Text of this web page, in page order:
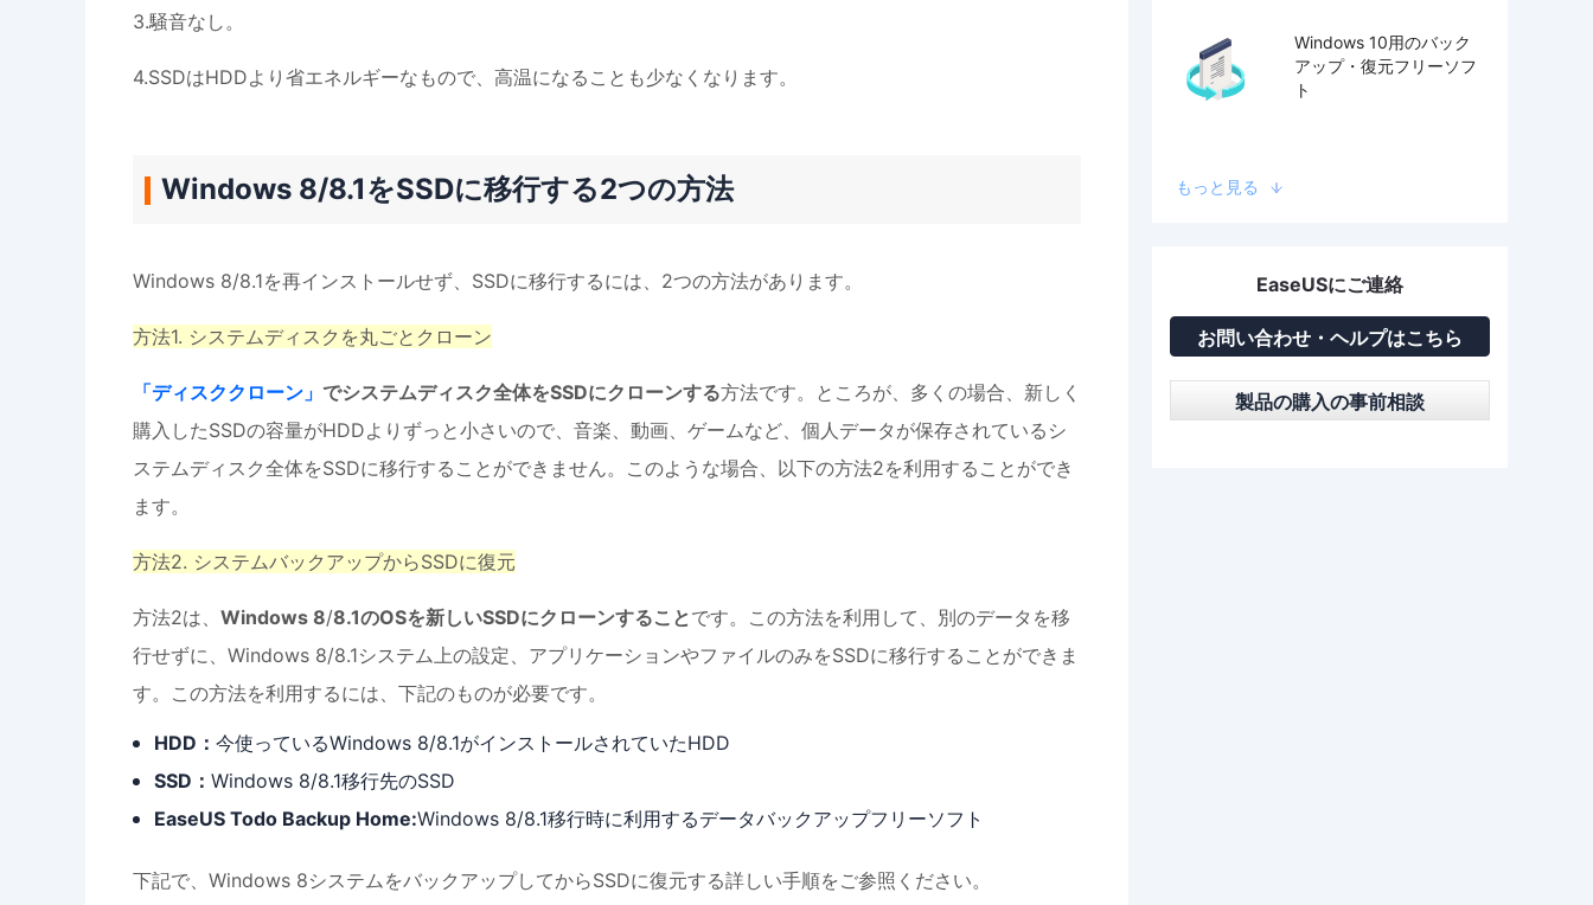
3.騒音なし。
4.SSDはHDDより省エネルギーなもので、高温になることも少なくなります。
Windows 8/8.1をSSDに移行する2つの方法
Windows 8/8.1を再インストールせず、SSDに移行するには、2つの方法があります。
方法1. システムディスクを丸ごとクローン
「ディスククローン」 でシステムディスク全体をSSDにクローンする方法です。ところが、多くの場合、新しく
購入したSSDの容量がHDDよりずっと小さいので、音楽、動画、ゲームなど、個人データが保存されているシ
ステムディスク全体をSSDに移行することができません。このような場合、以下の方法2を利用することができ
ます。
方法2. システムバックアップからSSDに復元
方法2は、 Windows 8/8.1のOSを新しいSSDにクローンすることです。この方法を利用して、別のデータを移
行せずに、Windows 8/8.1システム上の設定、アプリケーションやファイルのみをSSDに移行することができま
す。この方法を利用するには、下記のものが必要です。
HDD： 今使っているWindows 8/8.1がインストールされていたHDD
SSD： Windows 8/8.1移行先のSSD
EaseUS Todo Backup Home:Windows 8/8.1移行時に利用するデータバックアップフリーソフト
下記で、Windows 8システムをバックアップしてからSSDに復元する詳しい手順をご参照ください。
Windows 10用のバック
アップ・復元フリーソフ
ト
もっと見る
EaseUSにご連絡
お問い合わせ・ヘルプはこちら
製品の購入の事前相談